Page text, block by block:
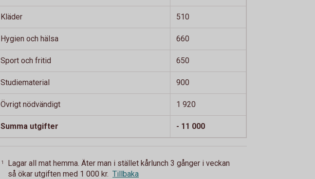
Kläder 510
Hygien och hälsa 660
Sport och fritid 650
Studiematerial 900
Övrigt nödvändigt 1 920
Summa utgifter - 11 000
1
Lagar all mat hemma. Äter man i stället kårlunch 3 gånger i veckan
så ökar utgiften med 1 000 kr. Tillbaka